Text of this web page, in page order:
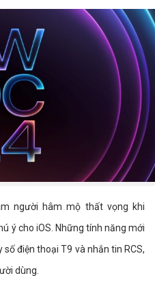
người hâm mộ thất vọng khi
ý cho iOS. Những tính năng mới
điện thoại T9 và nhắn tin RCS,
dùng.